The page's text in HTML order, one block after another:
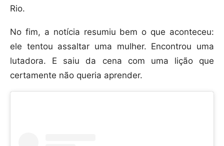
Rio.
No fim, a notícia resumiu bem o que aconteceu:
ele tentou assaltar uma mulher. Encontrou uma
lutadora. E saiu da cena com uma lição que
certamente não queria aprender.